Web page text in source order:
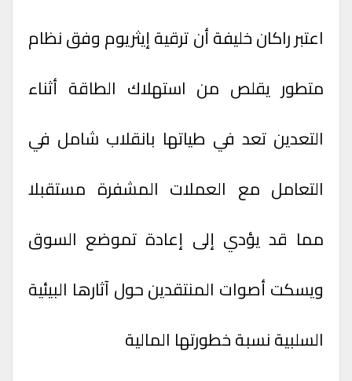
اعتبر راكان خليفة أن ترقية إيثريوم وفق نظام
متطور يقلص من استهلاك الطاقة أثناء
التعدين تعد في طياتها بانقلاب شامل في
التعامل مع العملات المشفرة مستقبلا
مما قد يؤدي إلى إعادة تموضع السوق
ويسكت أصوات المنتقدين حول آثارها البيئية
السلبية نسبة خطورتها المالية